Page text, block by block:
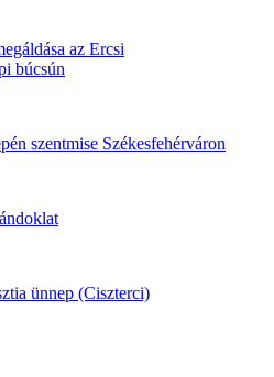
az Ercsi
búcsún
szentmise Székesfehérváron
ünnep (Ciszterci)